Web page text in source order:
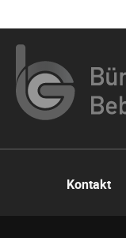
Kontakt